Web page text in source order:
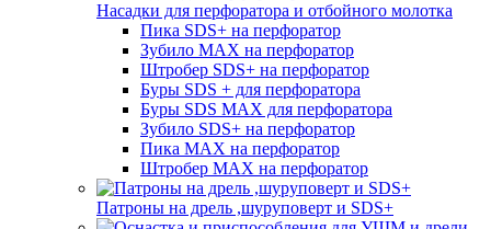
Насадки для перфоратора и отбойного молотка
Пика SDS+ на перфоратор
Зубило MAX на перфоратор
Штробер SDS+ на перфоратор
Буры SDS + для перфоратора
Буры SDS MAX для перфоратора
Зубило SDS+ на перфоратор
Пика MAX на перфоратор
Штробер MAX на перфоратор
Патроны на дрель ,шуруповерт и SDS+